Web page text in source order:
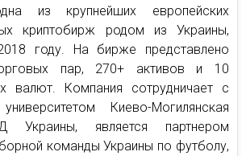
из крупнейших европейских
криптобирж родом из Украины,
году. На бирже представлено
пар, 270+ активов и 10
валют. Компания сотрудничает с
Киево-Могилянская
Украины, является партнером
команды Украины по футболу,